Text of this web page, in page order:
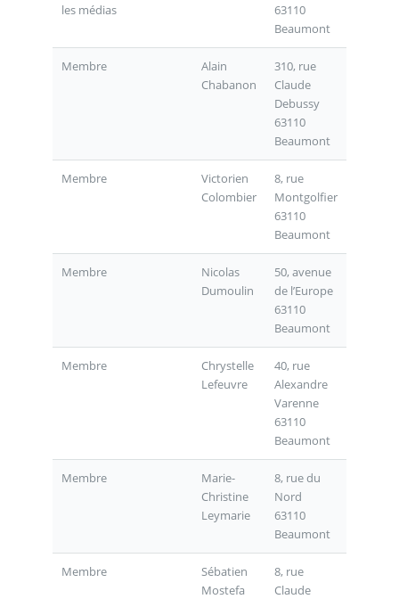
les médias
63110
Beaumont
Membre
Alain
Chabanon
310, rue
Claude
Debussy
63110
Beaumont
Membre
Victorien
Colombier
8, rue
Montgolfier
63110
Beaumont
Membre
Nicolas
Dumoulin
50, avenue
de l’Europe
63110
Beaumont
Membre
Chrystelle
Lefeuvre
40, rue
Alexandre
Varenne
63110
Beaumont
Membre
Marie-
Christine
Leymarie
8, rue du
Nord
63110
Beaumont
Membre
Sébatien
Mostefa
8, rue
Claude